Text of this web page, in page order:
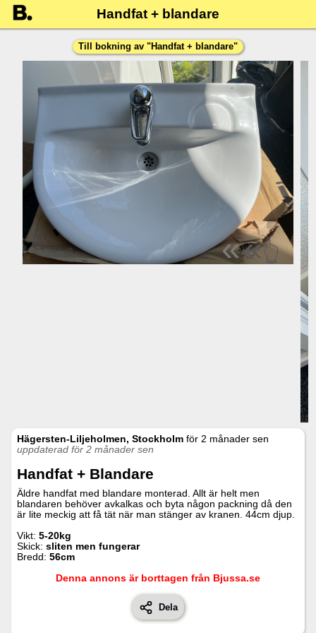
Handfat + blandare
Till bokning av "Handfat + blandare"
««👆
Hägersten-Liljeholmen, Stockholm för 2 månader sen
uppdaterad för 2 månader sen
Handfat + Blandare
Äldre handfat med blandare monterad. Allt är helt men
blandaren behöver avkalkas och byta någon packning då den
är lite meckig att få tät när man stänger av kranen. 44cm djup.
Vikt: 5-20kg
Skick: sliten men fungerar
Bredd: 56cm
Denna annons är borttagen från Bjussa.se
Dela